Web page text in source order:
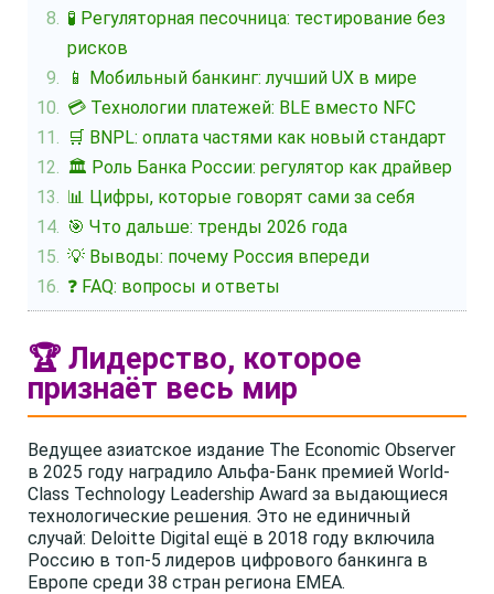
🧪 Регуляторная песочница: тестирование без
рисков
📱 Мобильный банкинг: лучший UX в мире
💳 Технологии платежей: BLE вместо NFC
🛒 BNPL: оплата частями как новый стандарт
🏛️ Роль Банка России: регулятор как драйвер
📊 Цифры, которые говорят сами за себя
🎯 Что дальше: тренды 2026 года
💡 Выводы: почему Россия впереди
❓ FAQ: вопросы и ответы
🏆 Лидерство, которое
признаёт весь мир
Ведущее азиатское издание The Economic Observer
в 2025 году наградило Альфа-Банк премией World-
Class Technology Leadership Award за выдающиеся
технологические решения. Это не единичный
случай: Deloitte Digital ещё в 2018 году включила
Россию в топ-5 лидеров цифрового банкинга в
Европе среди 38 стран региона EMEA.